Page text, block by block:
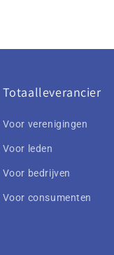
Totaalleverancier
Voor verenigingen
Voor leden
Voor bedrijven
Voor consumenten